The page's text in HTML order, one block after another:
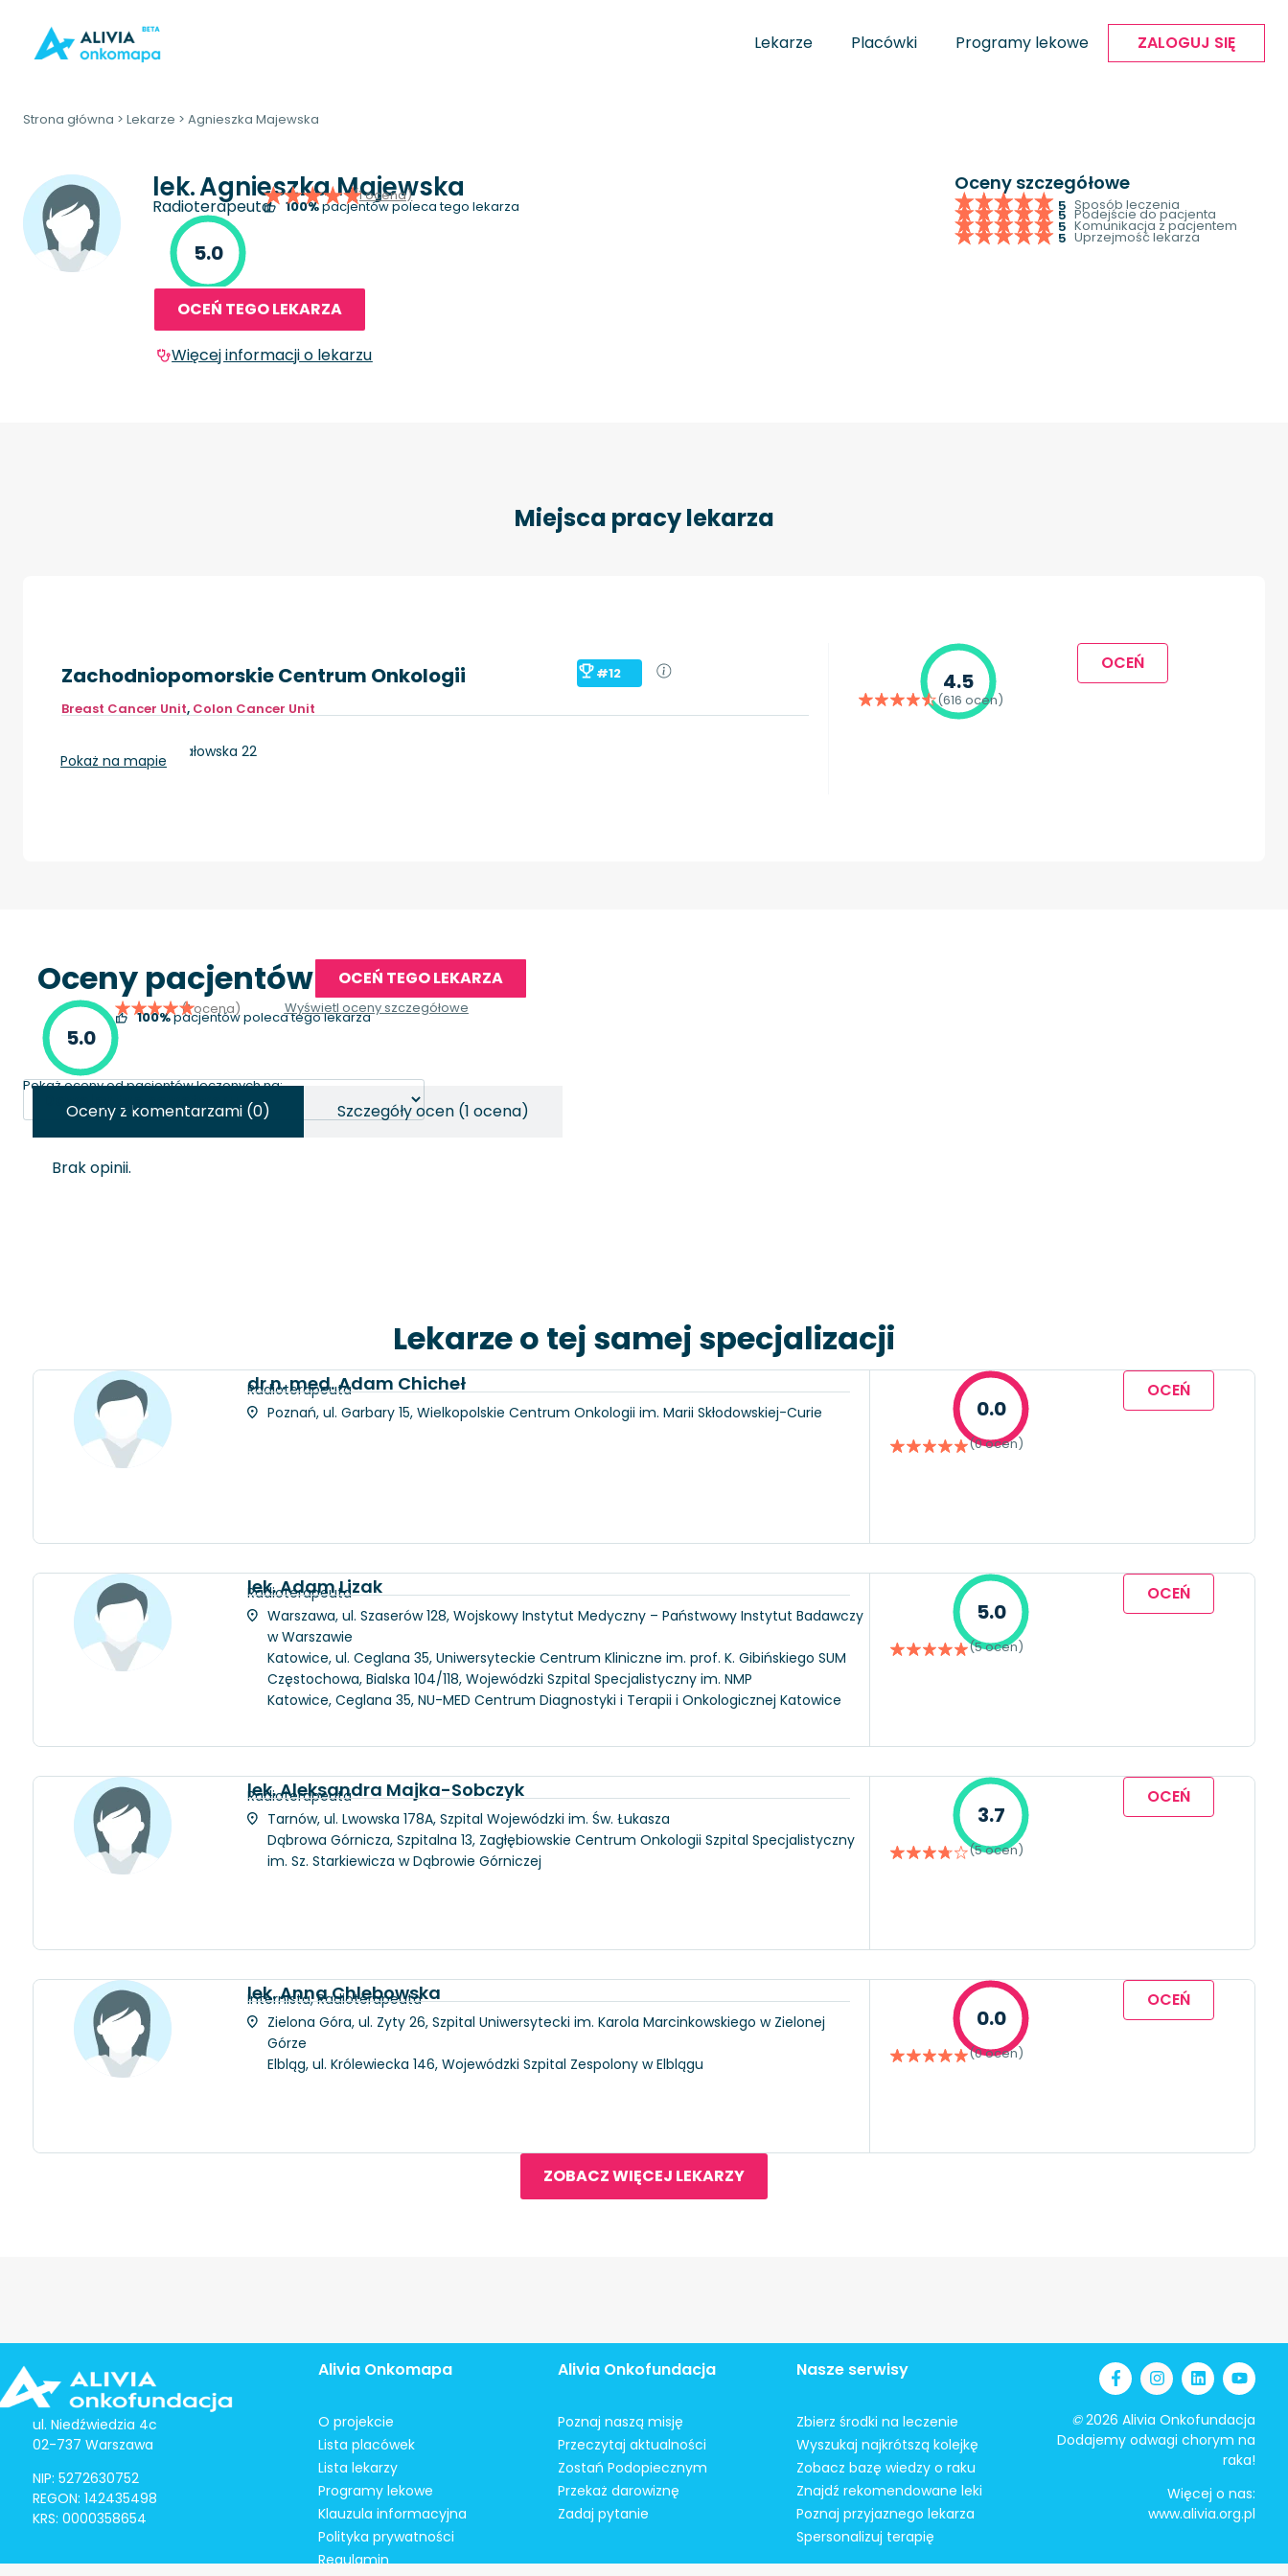
Lekarze Placówki Programy lekowe ZALOGUJ SIĘ
Strona główna > Lekarze > Agnieszka Majewska
lek.Agnieszka Majewska
Radioterapeuta
5.0
(1 ocena)
100%pacjentów poleca tego lekarza
OCEŃ TEGO LEKARZA
Więcej informacji o lekarzu
Oceny szczegółowe
5 Sposób leczenia
5 Podejście do pacjenta
5 Komunikacja z pacjentem
5 Uprzejmość lekarza
Miejsca pracy lekarza
Zachodniopomorskie Centrum Onkologii
#12
Breast Cancer Unit, Colon Cancer Unit
Szczecin, ul. Strzałowska 22
Pokaż na mapie
4.5
(616 ocen)
OCEŃ
Oceny pacjentów OCEŃ TEGO LEKARZA
5.0
(1 ocena)
100%pacjentów poleca tego lekarza
Wyświetl oceny szczegółowe
Pokaż oceny od pacjentów leczonych na:
Oceny z komentarzami (0) Szczegóły ocen (1 ocena)
Brak opinii.
Lekarze o tej samej specjalizacji
dr n. med. Adam Chicheł
Radioterapeuta
Poznań, ul. Garbary 15, Wielkopolskie Centrum Onkologii im. Marii Skłodowskiej-Curie
0.0
(0 ocen)
OCEŃ
lek. Adam Lizak
Radioterapeuta
Warszawa, ul. Szaserów 128, Wojskowy Instytut Medyczny – Państwowy Instytut Badawczy
w Warszawie
Katowice, ul. Ceglana 35, Uniwersyteckie Centrum Kliniczne im. prof. K. Gibińskiego SUM
Częstochowa, Bialska 104/118, Wojewódzki Szpital Specjalistyczny im. NMP
Katowice, Ceglana 35, NU-MED Centrum Diagnostyki i Terapii i Onkologicznej Katowice
5.0
(5 ocen)
OCEŃ
lek. Aleksandra Majka-Sobczyk
Radioterapeuta
Tarnów, ul. Lwowska 178A, Szpital Wojewódzki im. Św. Łukasza
Dąbrowa Górnicza, Szpitalna 13, Zagłębiowskie Centrum Onkologii Szpital Specjalistyczny
im. Sz. Starkiewicza w Dąbrowie Górniczej
3.7
(5 ocen)
OCEŃ
lek. Anna Chlebowska
Internista, Radioterapeuta
Zielona Góra, ul. Zyty 26, Szpital Uniwersytecki im. Karola Marcinkowskiego w Zielonej
Górze
Elbląg, ul. Królewiecka 146, Wojewódzki Szpital Zespolony w Elblągu
0.0
(0 ocen)
OCEŃ
ZOBACZ WIĘCEJ LEKARZY
ul. Niedźwiedzia 4c
02-737 Warszawa
NIP: 5272630752
REGON: 142435498
KRS: 0000358654
Alivia Onkomapa
O projekcie
Lista placówek
Lista lekarzy
Programy lekowe
Klauzula informacyjna
Polityka prywatności
Regulamin
Alivia Onkofundacja
Poznaj naszą misję
Przeczytaj aktualności
Zostań Podopiecznym
Przekaż darowiznę
Zadaj pytanie
Nasze serwisy
Zbierz środki na leczenie
Wyszukaj najkrótszą kolejkę
Zobacz bazę wiedzy o raku
Znajdź rekomendowane leki
Poznaj przyjaznego lekarza
Spersonalizuj terapię
©2026 Alivia Onkofundacja
Dodajemy odwagi chorym na
raka!
Więcej o nas:
www.alivia.org.pl